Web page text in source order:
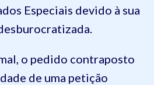
Especiais devido à sua
o pedido contraposto
de uma petição